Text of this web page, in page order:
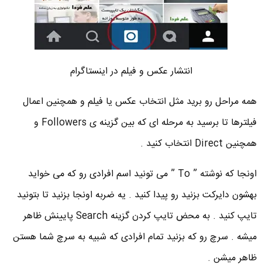
انتشار عکس و فیلم در اینستاگرام
همه مراحل رو برید مثل انتخاب عکس یا فیلم و همچنین اعمال
فیلترها تا برسید به مرحله ای که بین گزینه ی Followers و
همچنین Direct انتخاب کنید .
اونجا که نوشته ” To ” می تونید اسم افرادی رو که می خواید
بهشون دایرکت بزنید رو پیدا کنید . یه ضربه اونجا بزنید تا بتونید
تایپ کنید . به محض تایپ کردن گزینه Search پایینش ظاهر
میشه . سرچ رو که بزنید تمام افرادی که شبیه به سرچ شما هستن
ظاهر میشن .